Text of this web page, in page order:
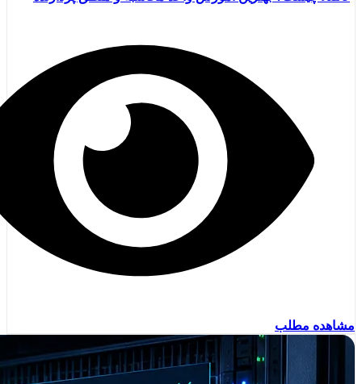
مشاهده مطلب